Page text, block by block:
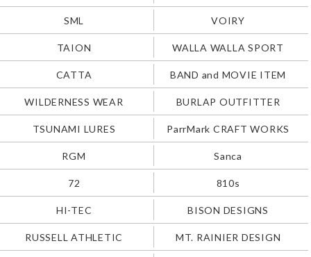
SML VOIRY
TAION WALLA WALLA SPORT
CATTA BAND and MOVIE ITEM
WILDERNESS WEAR BURLAP OUTFITTER
TSUNAMI LURES ParrMark CRAFT WORKS
RGM Sanca
72 810s
HI-TEC BISON DESIGNS
RUSSELL ATHLETIC MT. RAINIER DESIGN